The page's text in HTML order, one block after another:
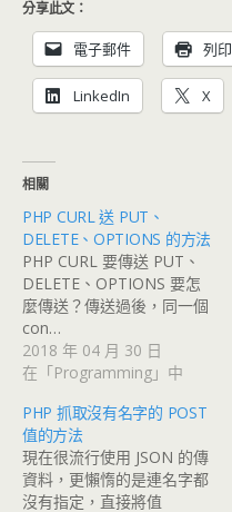
分享此文：
電子郵件 列印
LinkedIn X
相關
PHP CURL 送 PUT、
DELETE、OPTIONS 的方法
PHP CURL 要傳送 PUT、
DELETE、OPTIONS 要怎
麼傳送？傳送過後，同一個
con…
2018 年 04 月 30 日
在「Programming」中
PHP 抓取沒有名字的 POST
值的方法
現在很流行使用 JSON 的傳
資料，更懶惰的是連名字都
沒有指定，直接將值